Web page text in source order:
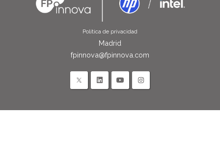
Política de privacidad
Madrid
fpinnova@fpinnova.com